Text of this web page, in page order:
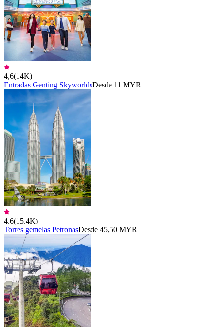
4,6(14K)
Entradas Genting SkyworldsDesde 11 MYR
4,6(15,4K)
Torres gemelas PetronasDesde 45,50 MYR